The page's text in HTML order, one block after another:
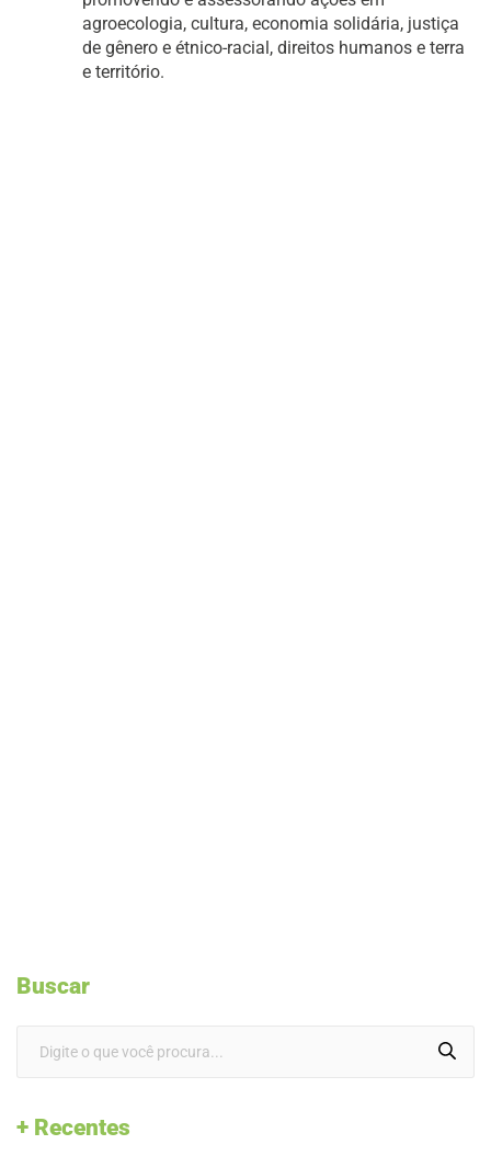
agroecologia, cultura, economia solidária, justiça
de gênero e étnico-racial, direitos humanos e terra
e território.
Buscar
+ Recentes